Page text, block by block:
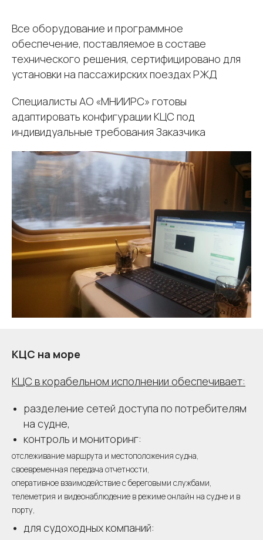
Все оборудование и программное
обеспечение, поставляемое в составе
технического решения, сертифицировано для
установки на пассажирских поездах РЖД
Специалисты АО «МНИИРС» готовы
адаптировать конфигурации КЦС под
индивидуальные требования Заказчика
КЦС на море
КЦС в корабельном исполнении обеспечивает:
разделение сетей доступа по потребителям
на судне,
контроль и мониторинг:
отслеживание маршрута и местоположения судна,
своевременная передача отчетности,
оперативное взаимодействие с береговыми службами,
телеметрия и видеонаблюдение в режиме онлайн на судне и в
порту,
для судоходных компаний: